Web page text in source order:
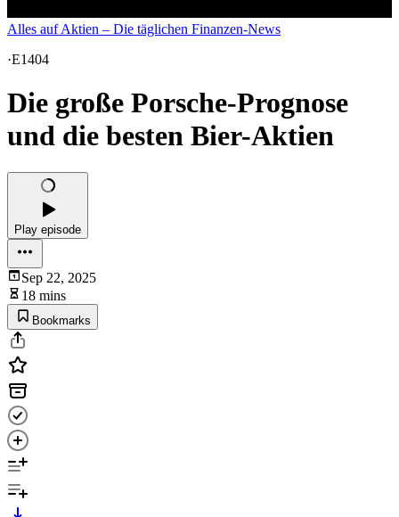
Alles auf Aktien – Die täglichen Finanzen-News
·E1404
Die große Porsche-Prognose
und die besten Bier-Aktien
Play episode
Sep 22, 2025
18 mins
Bookmarks